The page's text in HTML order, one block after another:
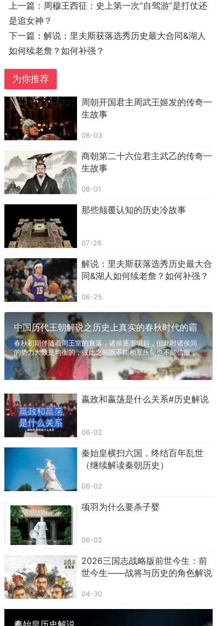
盘庚冷笑一声，祭出了商朝版“狼性文化”。他
发表了一篇著名的“演讲”（记载在《尚书·盘庚》
里），大意是：
了，你们还想着祖坟？”
朝的千秋大业！谁再敢反对，我砍谁的脑袋！”
翻译成现代话就是：“要么跟我走，要么我送你
走。”
三、 搬家路上的“硬核操作”
盘庚说干就干，带着整个商朝的人，从山东曲
阜一路向西，跋山涉水，来到了河南安阳——也就
是后来的“殷”。
这一路上有多苦？史书上没细说，但我们可以
脑补一下：
贵族们坐着马车，骂骂咧咧；老百姓背着行李，拖
家带口；盘庚骑着马，在前面开路，时不时回头吼
一嗓子：“快点！谁掉队谁就是商朝的罪人！”
到了殷地，盘庚发现这里果然是个好地方：背
靠太行山，面对黄河，土地肥沃，易守难攻。他当
场拍板：“就这儿了！以后谁再说搬家，我跟他
急！”
然后，他干了一件更狠的事：推行“行汤之
政”——恢复商汤时期的治国方针，整顿吏治，发展
这一套组合拳打下来，商朝竟然真的起死回生
了。老百姓安居乐业，贵族们也不敢闹了，商朝进
入了第二个繁盛期。从此，商朝再也没有搬过家，
直到灭亡——整整273年。
四、 盘庚的“神操作”到底有多牛？
你可能觉得：不就是搬个家吗？有什么了不
起？
来，我给你算笔账：
盘庚迁殷之前，商朝300年搬了5次家，平均60年
一次，国家越搬越弱；盘庚迁殷之后，商朝273年
没搬家，国家越来越强，还留下了甲骨文和青铜
器。
没有盘庚的这次“硬核搬家”，就没有后来的殷
墟，没有甲骨文，甚至没有“殷商”这个称呼。
上一篇： 周穆王西征：史上第一次“自驾游”是打仗还
是追女神？
下一篇： 解说：里夫斯获落选秀历史最大合同&湖人
如何续老詹？如何补强？
为你推荐
周朝开国君主周武王姬发的传奇一
生故事
08-03
商朝第二十六位君主武乙的传奇一
生故事
08-01
那些颠覆认知的历史冷故事
07-26
解说：里夫斯获落选秀历史最大合
同&湖人如何续老詹？如何补强？
06-25
中国历代王朝解说之历史上真实的春秋时代的霸
主和各诸侯国的实力
春秋初期伴随着周王室的衰落，诸侯逐渐崛起，但此时诸侯间
的势力大致是均衡的，彼此之间既不能相互压制也不能信服，
这就导致了春秋初无序的混乱局面。至齐桓公上...
嬴政和嬴荡是什么关系#历史解说
06-02
秦始皇横扫六国，终结百年乱世
（继续解读秦朝历史）
06-02
项羽为什么要杀子婴
06-02
2026三国志战略版前世今生：前
世今生——战将与历史的角色解说
04-30